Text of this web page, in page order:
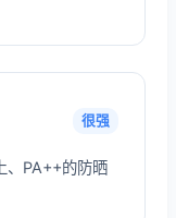
很强
、PA++的防晒